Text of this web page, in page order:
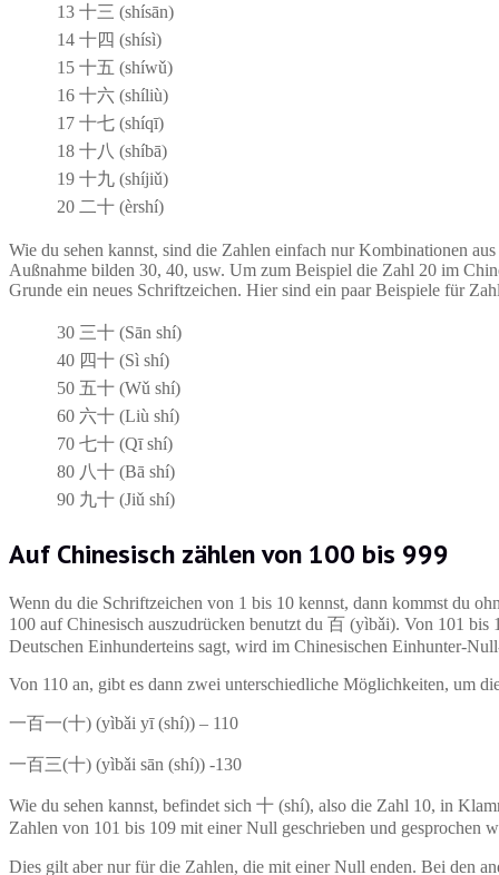
13 十三 (shísān)
14 十四 (shísì)
15 十五 (shíwǔ)
16 十六 (shíliù)
17 十七 (shíqī)
18 十八 (shíbā)
19 十九 (shíjiǔ)
20 二十 (èrshí)
Wie du sehen kannst, sind die Zahlen einfach nur Kombinationen
Außnahme bilden 30, 40, usw. Um zum Beispiel die Zahl 20 im
Grunde ein neues Schriftzeichen. Hier sind ein paar Beispiele für
30 三十 (Sān shí)
40 四十 (Sì shí)
50 五十 (Wǔ shí)
60 六十 (Liù shí)
70 七十 (Qī shí)
80 八十 (Bā shí)
90 九十 (Jiǔ shí)
Auf Chinesisch zählen von 100 bis 999
Wenn du die Schriftzeichen von 1 bis 10 kennst, dann kommst du
100 auf Chinesisch auszudrücken benutzt du 百 (yìbǎi). Von 101
Deutschen Einhunderteins sagt, wird im Chinesischen Einhunter-
Von 110 an, gibt es dann zwei unterschiedliche Möglichkeiten, um
一百一(十) (yìbǎi yī (shí)) – 110
一百三(十) (yìbǎi sān (shí)) -130
Wie du sehen kannst, befindet sich 十 (shí), also die Zahl 10, in
Zahlen von 101 bis 109 mit einer Null geschrieben und gesprochen
Dies gilt aber nur für die Zahlen, die mit einer Null enden. Bei den